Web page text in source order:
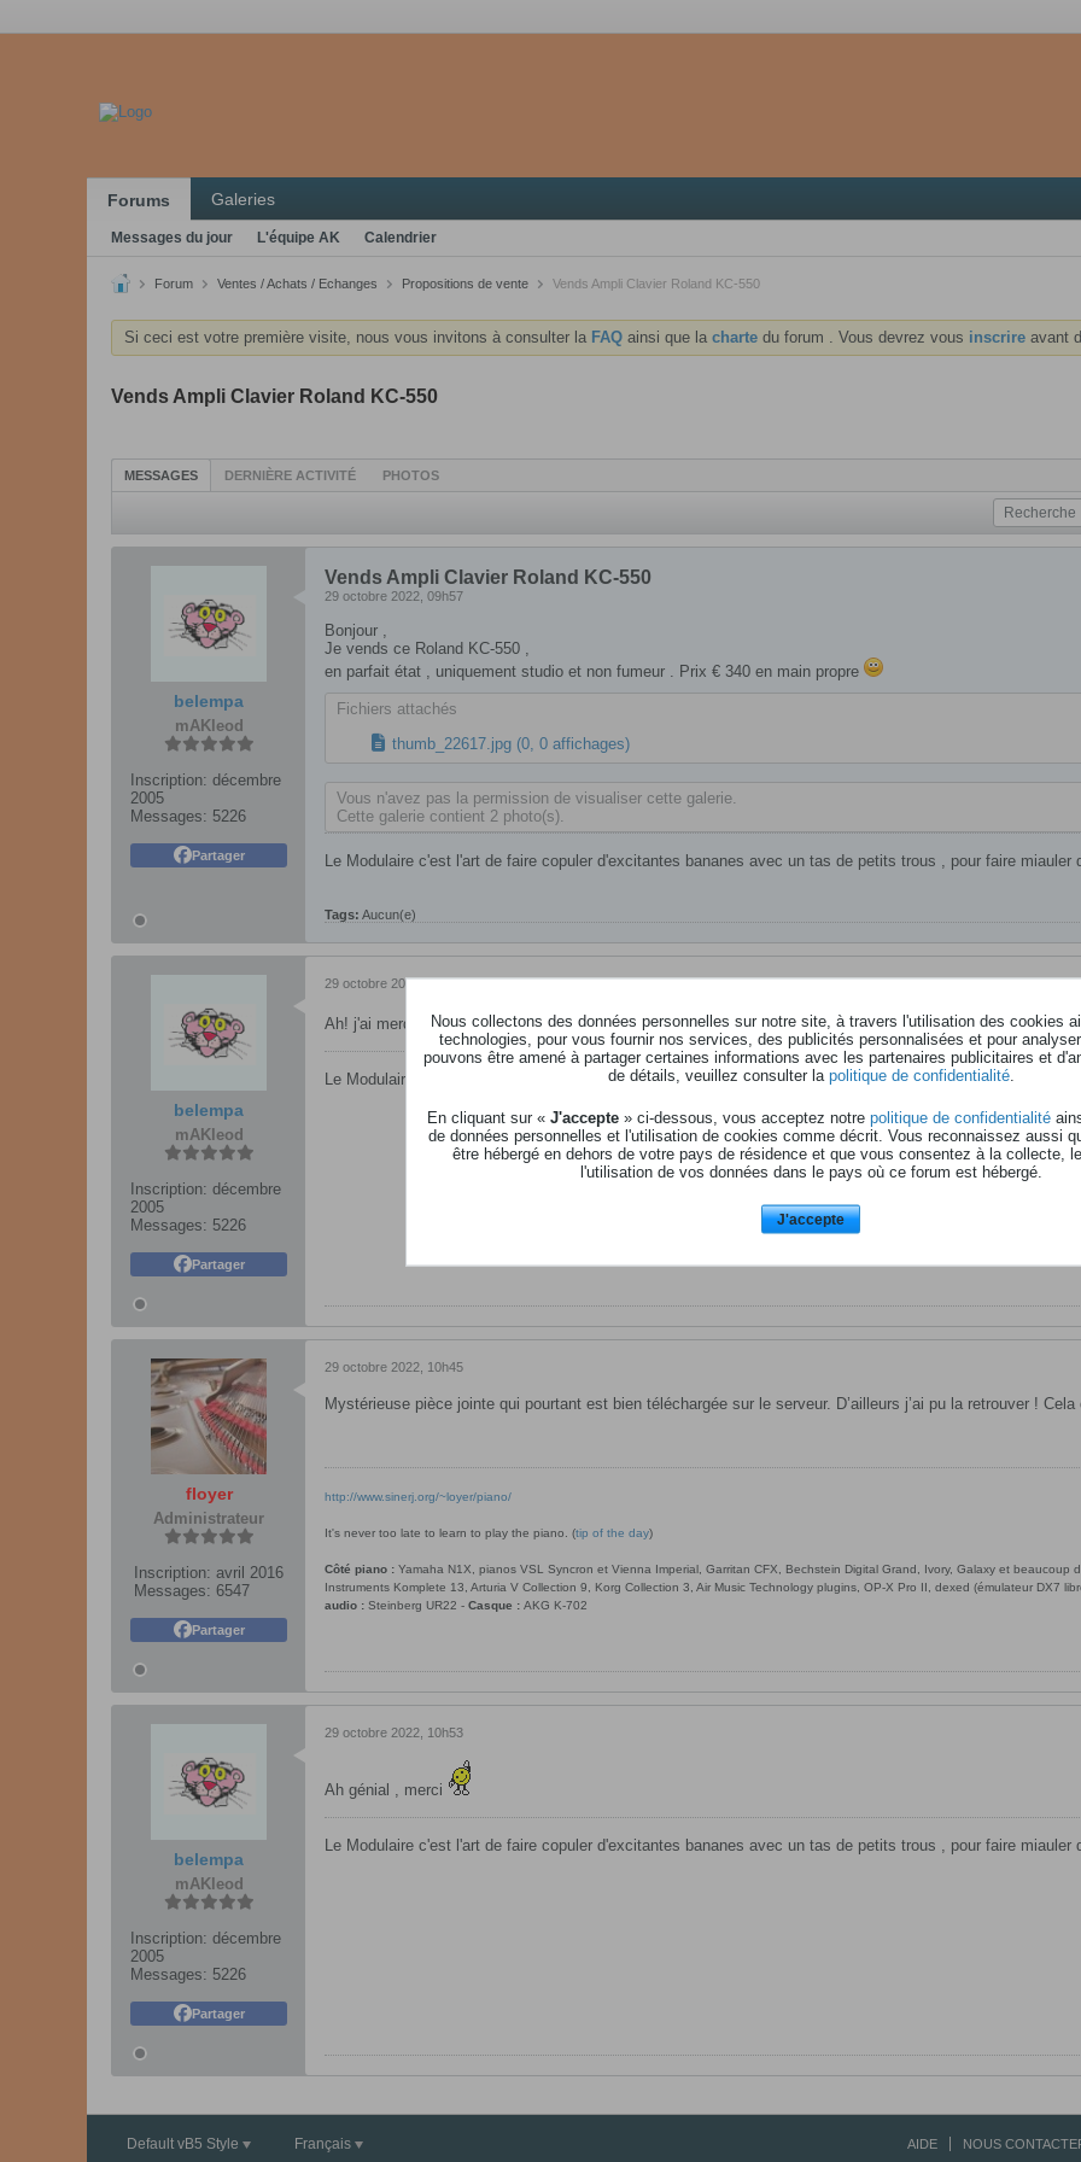
Forums Galeries
Messages du jour L'équipe AK Calendrier
Forum Ventes / Achats / Echanges Propositions de vente Vends Ampli Clavier Roland KC-550
Si ceci est votre première visite, nous vous invitons à consulter la FAQ ainsi que la charte du forum . Vous devrez vous inscrire avant
Vends Ampli Clavier Roland KC-550
MESSAGES DERNIÈRE ACTIVITÉ PHOTOS
belempa
mAKleod
Inscription: décembre
2005
Messages: 5226
Partager
Vends Ampli Clavier Roland KC-550
29 octobre 2022, 09h57
Bonjour ,​​
Je vends ce Roland KC-550 ,
en parfait état , uniquement studio et non fumeur . Prix € 340 en main propre
Fichiers attachés
thumb_22617.jpg (0, 0 affichages)
Vous n'avez pas la permission de visualiser cette galerie.
Cette galerie contient 2 photo(s).
Le Modulaire c'est l'art de faire copuler d'excitantes bananes avec un tas de petits trous , pour faire
Tags: Aucun(e)
belempa
mAKleod
Inscription: décembre
2005
Messages: 5226
Partager
29 octobre 2022, 10h02
Ah! j'ai merdouillé pour les photos
Le Modulaire c'est l'art de faire copuler d'excitantes bananes avec un tas de petits trous , pour faire
floyer
Administrateur
Inscription: avril 2016
Messages: 6547
Partager
29 octobre 2022, 10h45
Mystérieuse pièce jointe qui pourtant est bien téléchargée sur le serveur. D’ailleurs j’ai pu la retrouver !
http://www.sinerj.org/~loyer/piano/
It's never too late to learn to play the piano. (tip of the day)
Côté piano : Yamaha N1X, pianos VSL Syncron et Vienna Imperial, Garritan CFX, Bechstein Digital Grand, Ivory, Galaxy et beaucoup
Instruments Komplete 13, Arturia V Collection 9, Korg Collection 3, Air Music Technology plugins, OP-X Pro II, dexed (émulateur DX7
audio : Steinberg UR22 - Casque : AKG K-702
belempa
mAKleod
Inscription: décembre
2005
Messages: 5226
Partager
29 octobre 2022, 10h53
Ah génial , merci
Le Modulaire c'est l'art de faire copuler d'excitantes bananes avec un tas de petits trous , pour faire
Default vB5 Style Français AIDE NOUS
Nous collectons des données personnelles sur notre site, à travers l'utilisation des cookies
technologies, pour vous fournir nos services, des publicités personnalisées et pour
pouvons être amené à partager certaines informations avec les partenaires publicitaires et
de détails, veuillez consulter la politique de confidentialité.
En cliquant sur « J'accepte » ci-dessous, vous acceptez notre politique de confidentialité
de données personnelles et l'utilisation de cookies comme décrit. Vous reconnaissez aussi
être hébergé en dehors de votre pays de résidence et que vous consentez à la collecte,
l'utilisation de vos données dans le pays où ce forum est hébergé.
J'accepte